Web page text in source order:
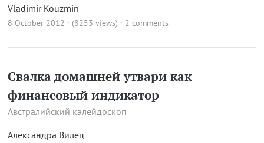
Vladimir Kouzmin
8 October 2012 · (8253 views) · 2 comments
Свалка домашней утвари как
финансовый индикатор
Австралийский калейдоскоп
Александра Вилец